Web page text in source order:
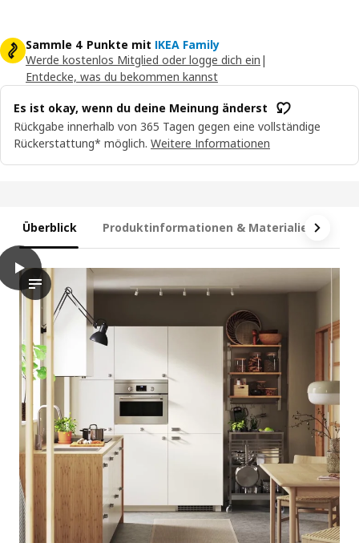
Sammle 4 Punkte mit IKEA Family
Werde kostenlos Mitglied oder logge dich ein |
Entdecke, was du bekommen kannst
Es ist okay, wenn du deine Meinung änderst
Rückgabe innerhalb von 365 Tagen gegen eine vollständige
Rückerstattung* möglich. Weitere Informationen
Überblick Produktinformationen & Materialien
play
Das Video zeigt eine Küchenszene mit Fokus auf das
VEDDINGE Tür, weiß, 40x60 cm